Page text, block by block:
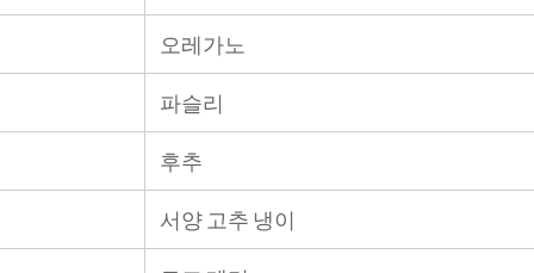
오레가노
파슬리
후추
서양 고추 냉이